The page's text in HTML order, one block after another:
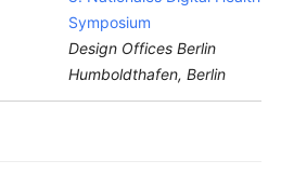
Symposium
Design Offices Berlin
Humboldthafen, Berlin